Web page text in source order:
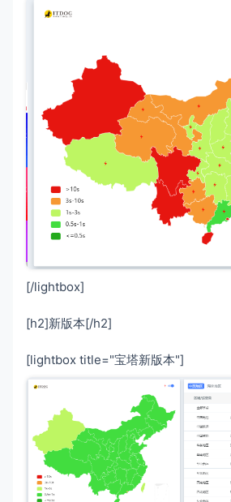
OpenSSL库无法修复的问题
[/lightbox]
[h2]新版本[/h2]
[lightbox title="宝塔新版本"]